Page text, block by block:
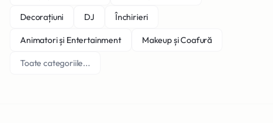
Decorațiuni DJ Închirieri
Animatori și Entertainment Makeup și Coafură
Toate categoriile...